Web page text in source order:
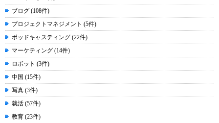
ブログ (108件)
プロジェクトマネジメント (5件)
ポッドキャスティング (22件)
マーケティング (14件)
ロボット (3件)
中国 (15件)
写真 (3件)
就活 (57件)
教育 (23件)